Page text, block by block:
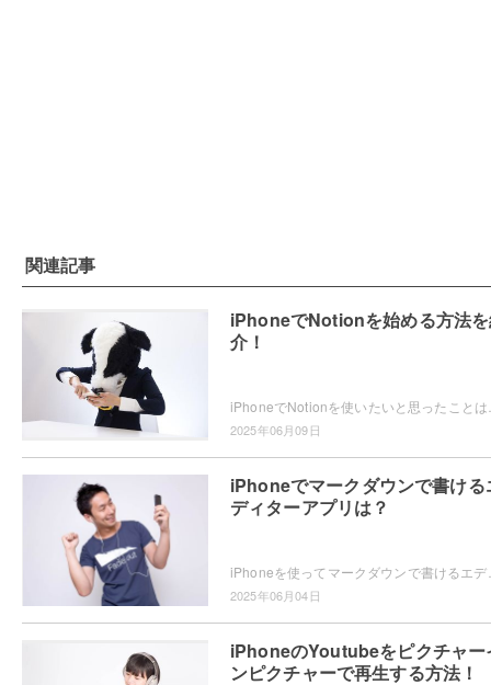
関連記事
iPhoneでNotionを始める方法
介！
2025年06月09日
iPhoneでマークダウンで書ける
ディターアプリは？
2025年06月04日
iPhoneのYoutubeをピクチャー
ンピクチャーで再生する方法！